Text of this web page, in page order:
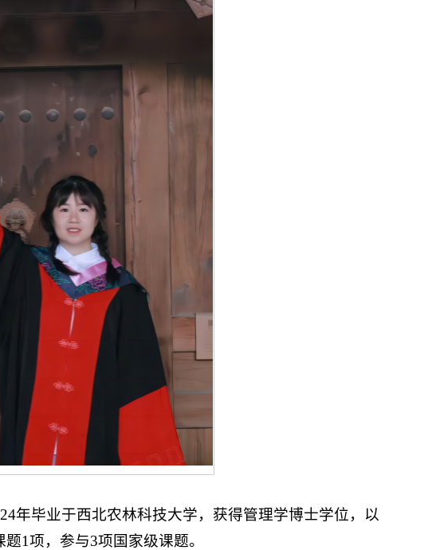
年毕业于西北农林科技大学，获得管理学博士学位，以
1项，参与3项国家级课题。